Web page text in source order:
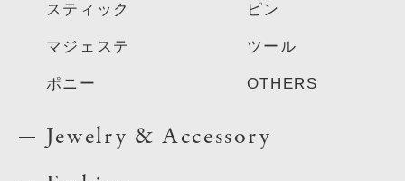
スティック
マジェステ
ポニー
ピン
ツール
OTHERS
Jewelry & Accessory